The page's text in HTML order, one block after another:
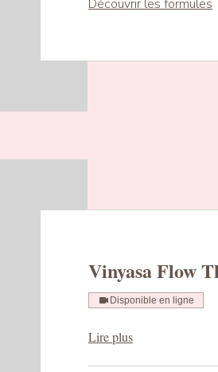
Découvrir les formules
Vinyasa Flow
Disponible en ligne
Lire plus